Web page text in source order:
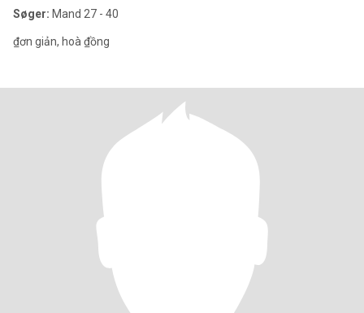
Søger: Mand 27 - 40
₫ơn giản, hoà ₫ồng